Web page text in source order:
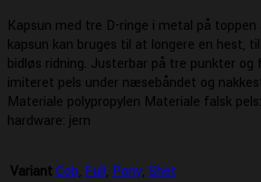
Kapsun med tre D-ringe i metal på
kapsun kan bruges til at longere en hest,
bidløs ridning. Justerbar på tre punkter
imiteret pels under næsebåndet og
Materiale polypropylen Materiale falsk
hardware: jern
Variant Cob, Full, Pony, Shet